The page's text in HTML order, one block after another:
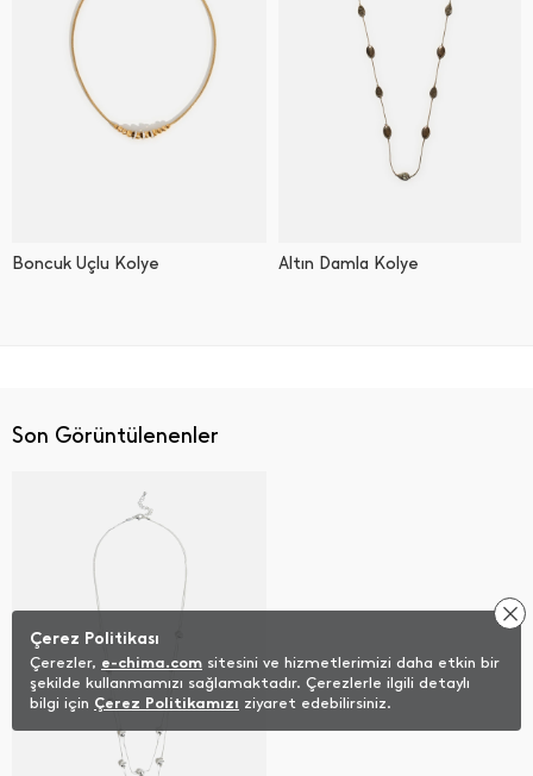
Boncuk Uçlu Kolye Altın Damla Kolye
Son Görüntülenenler
Çerez Politikası
Çerezler, e-chima.com sitesini ve hizmetlerimizi daha etkin bir
şekilde kullanmamızı sağlamaktadır. Çerezlerle ilgili detaylı
bilgi için Çerez Politikamızı ziyaret edebilirsiniz.